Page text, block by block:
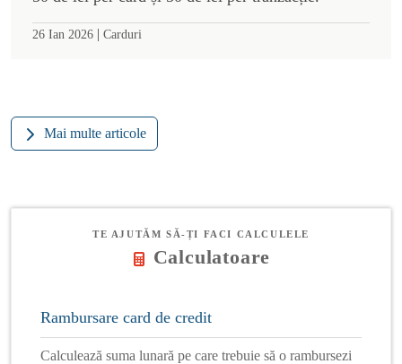
26 Ian 2026 | Carduri
Mai multe articole
TE AJUTĂM SĂ-ȚI FACI CALCULELE
Calculatoare
Rambursare card de credit
Calculează suma lunară pe care trebuie să o rambursezi